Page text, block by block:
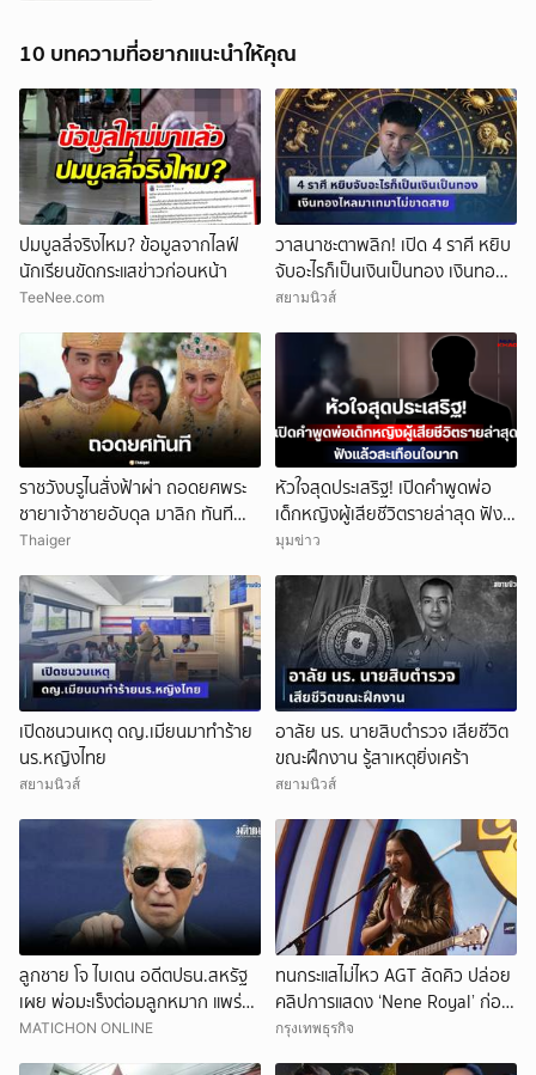
10 บทความที่อยากแนะนำให้คุณ
ปมบูลลี่จริงไหม? ข้อมูลจากไลฟ์
นักเรียนขัดกระแสข่าวก่อนหน้า
TeeNee.com
วาสนาชะตาพลิก! เปิด 4 ราศี หยิบ
จับอะไรก็เป็นเงินเป็นทอง เงินทอง
ไหลมาเทมาไม่ขาดสาย
สยามนิวส์
ราชวังบรูไนสั่งฟ้าผ่า ถอดยศพระ
ชายาเจ้าชายอับดุล มาลิก ทันที
อ้างพฤติกรรมกระทบพระเกียรติ
Thaiger
หัวใจสุดประเสริฐ! เปิดคำพูดพ่อ
เด็กหญิงผู้เสียชีวิตรายล่าสุด ฟัง
แล้วสะเทือนใจมาก
มุมข่าว
เปิดชนวนเหตุ ดญ.เมียนมาทำร้าย
นร.หญิงไทย
สยามนิวส์
อาลัย นร. นายสิบตำรวจ เสียชีวิต
ขณะฝึกงาน รู้สาเหตุยิ่งเศร้า
สยามนิวส์
ลูกชาย โจ ไบเดน อดีตปธน.สหรัฐ
เผย พ่อมะเร็งต่อมลูกหมาก แพร่
ลามไปอวัยวะอื่น สุดเจ็บปวด
MATICHON ONLINE
ทนกระแสไม่ไหว AGT ลัดคิว ปล่อย
คลิปการแสดง ‘Nene Royal’ ก่อน
กำหนด
กรุงเทพธุรกิจ